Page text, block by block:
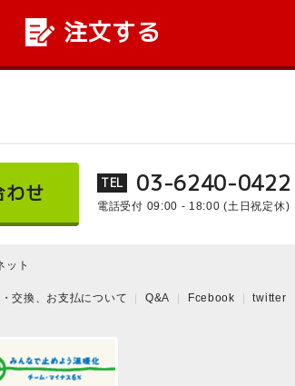
注文する
わせ TEL 03-6240-0422
電話受付 09:00 - 18:00(土日祝定休)
ット
交換、お支払について Q&A Fcebook twitter